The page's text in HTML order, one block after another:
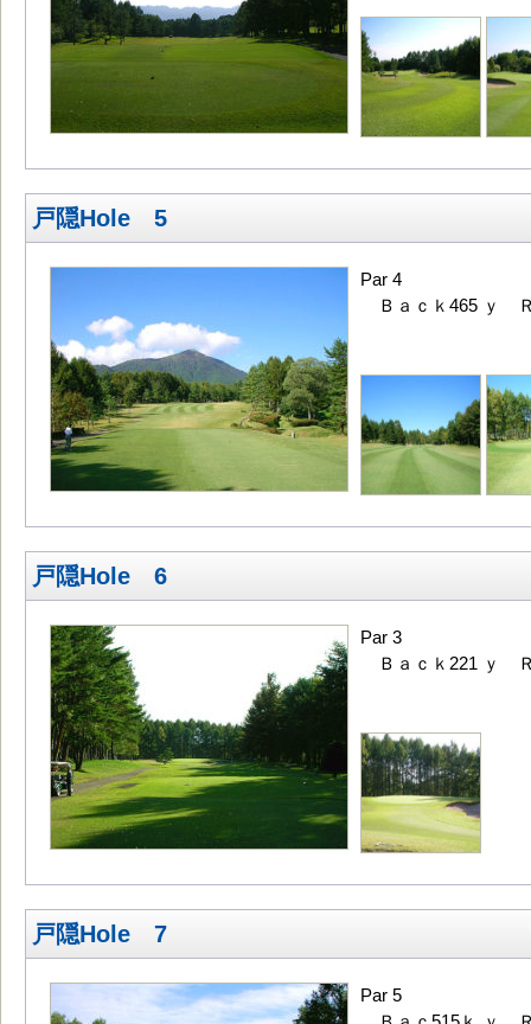
戸隠Hole 5
Par 4
Ｂａｃｋ465 ｙ
戸隠Hole 6
Par 3
Ｂａｃｋ221 ｙ
戸隠Hole 7
Par 5